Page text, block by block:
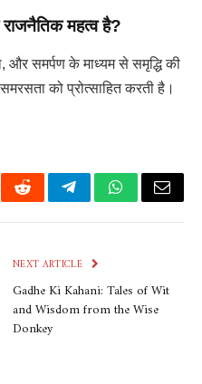
महत्व है?
और समर्पण के माध्यम से समृद्धि की
को प्रोत्साहित करती है।
RedditTelegramWhatsApp
Email
NEXT ARTICLE
Gadhe Ki Kahani: Tales of Wit
and Wisdom from the Wise
Donkey